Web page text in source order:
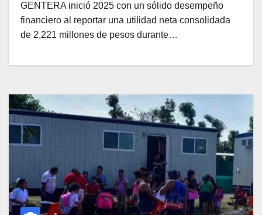
GENTERA inició 2025 con un sólido desempeño
financiero al reportar una utilidad neta consolidada
de 2,221 millones de pesos durante…